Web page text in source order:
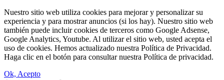
Nuestro sitio web utiliza cookies para mejorar y personalizar su
experiencia y para mostrar anuncios (si los hay). Nuestro sitio web
también puede incluir cookies de terceros como Google Adsense,
Google Analytics, Youtube. Al utilizar el sitio web, usted acepta el
uso de cookies. Hemos actualizado nuestra Política de Privacidad.
Haga clic en el botón para consultar nuestra Política de privacidad.
Ok, Acepto